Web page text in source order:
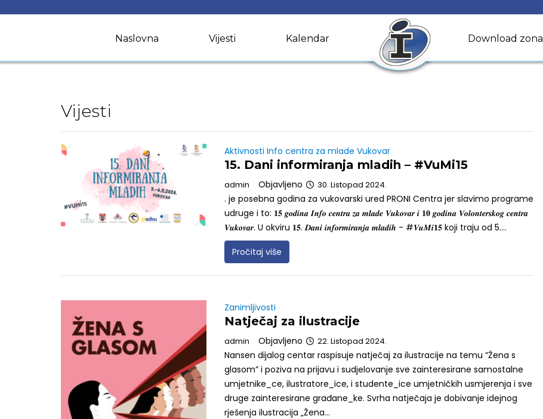
Naslovna Vijesti Kalendar Download zona
Vijesti
Aktivnosti Info centra za mlade Vukovar
15. Dani informiranja mladih – #VuMi15
admin Objavljeno 30. Listopad 2024.
. je posebna godina za vukovarski ured PRONI Centra jer slavimo programe
udruge i to: 𝟏𝟓 𝒈𝒐𝒅𝒊𝒏𝒂 𝑰𝒏𝒇𝒐 𝒄𝒆𝒏𝒕𝒓𝒂 𝒛𝒂 𝒎𝒍𝒂𝒅𝒆 𝑽𝒖𝒌𝒐𝒗𝒂𝒓 𝒊 𝟏𝟎 𝒈𝒐𝒅𝒊𝒏𝒂 𝑽𝒐𝒍𝒐𝒏𝒕𝒆𝒓𝒔𝒌𝒐𝒈 𝒄𝒆𝒏𝒕𝒓𝒂
𝑽𝒖𝒌𝒐𝒗𝒂𝒓. U okviru 𝟏𝟓. 𝑫𝒂𝒏𝒊 𝒊𝒏𝒇𝒐𝒓𝒎𝒊𝒓𝒂𝒏𝒋𝒂 𝒎𝒍𝒂𝒅𝒊𝒉 - #𝑽𝒖𝑴𝒊𝟏𝟓 koji traju od 5....
Pročitaj više
Zanimljivosti
Natječaj za ilustracije
admin Objavljeno 22. Listopad 2024.
Nansen dijalog centar raspisuje natječaj za ilustracije na temu “Žena s
glasom” i poziva na prijavu i sudjelovanje sve zainteresirane samostalne
umjetnike_ce, ilustratore_ice, i studente_ice umjetničkih usmjerenja i sve
druge zainteresirane građane_ke. Svrha natječaja je dobivanje idejnog
rješenja ilustracija „Žena...